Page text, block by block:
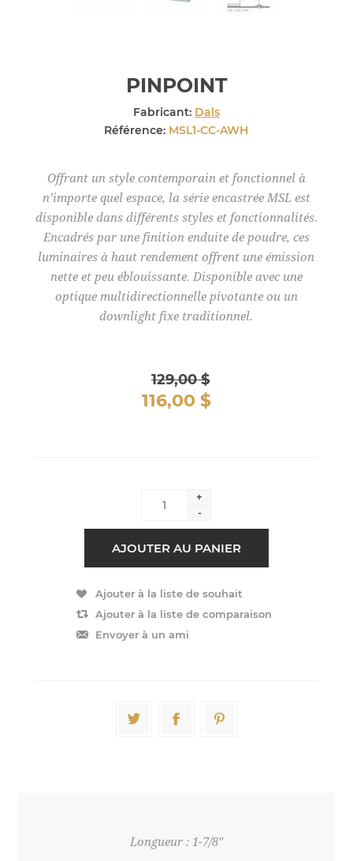
PINPOINT
Fabricant: Dals
Référence: MSL1-CC-AWH
Offrant un style contemporain et fonctionnel à
n’importe quel espace, la série encastrée MSL est
disponible dans différents styles et fonctionnalités.
Encadrés par une finition enduite de poudre, ces
luminaires à haut rendement offrent une émission
nette et peu éblouissante. Disponible avec une
optique multidirectionnelle pivotante ou un
downlight fixe traditionnel.
129,00 $
116,00 $
+
-
Longueur : 1-7/8"